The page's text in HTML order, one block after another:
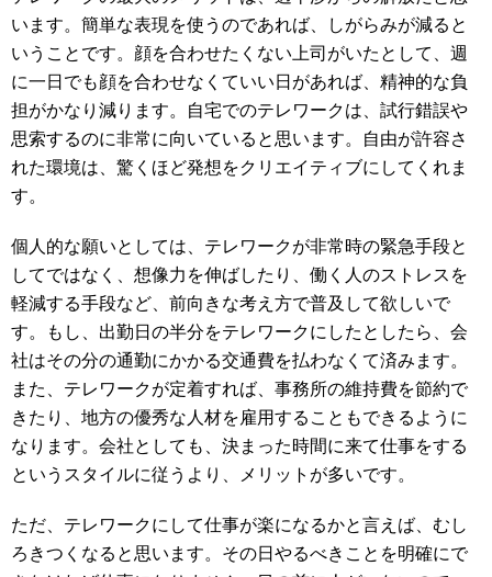
います。簡単な表現を使うのであれば、しがらみが減ると
いうことです。顔を合わせたくない上司がいたとして、週
に一日でも顔を合わせなくていい日があれば、精神的な負
担がかなり減ります。自宅でのテレワークは、試行錯誤や
思索するのに非常に向いていると思います。自由が許容さ
れた環境は、驚くほど発想をクリエイティブにしてくれま
す。
個人的な願いとしては、テレワークが非常時の緊急手段と
してではなく、想像力を伸ばしたり、働く人のストレスを
軽減する手段など、前向きな考え方で普及して欲しいで
す。もし、出勤日の半分をテレワークにしたとしたら、会
社はその分の通勤にかかる交通費を払わなくて済みます。
また、テレワークが定着すれば、事務所の維持費を節約で
きたり、地方の優秀な人材を雇用することもできるように
なります。会社としても、決まった時間に来て仕事をする
というスタイルに従うより、メリットが多いです。
ただ、テレワークにして仕事が楽になるかと言えば、むし
ろきつくなると思います。その日やるべきことを明確にで